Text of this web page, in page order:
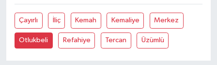
Çayırlı İliç Kemah Kemaliye Merkez
Otlukbeli Refahiye Tercan Üzümlü